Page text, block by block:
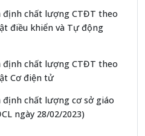
định chất lượng CTĐT theo
điều khiển và Tự động
định chất lượng CTĐT theo
Cơ điện tử
chất lượng cơ sở giáo
ngày 28/02/2023)